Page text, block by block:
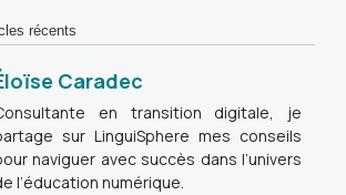
récents
Caradec
en transition digitale, je
sur LinguiSphere mes conseils
naviguer avec succès dans l’univers
l’éducation numérique.